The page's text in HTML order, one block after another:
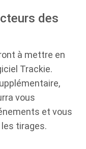
des
à mettre en
Trackie.
vous
et vous
tirages.